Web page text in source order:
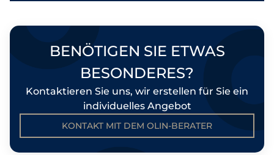
BENÖTIGEN SIE ETWAS
BESONDERES?
Kontaktieren Sie uns, wir erstellen für Sie ein
individuelles Angebot
KONTAKT MIT DEM OLIN-BERATER